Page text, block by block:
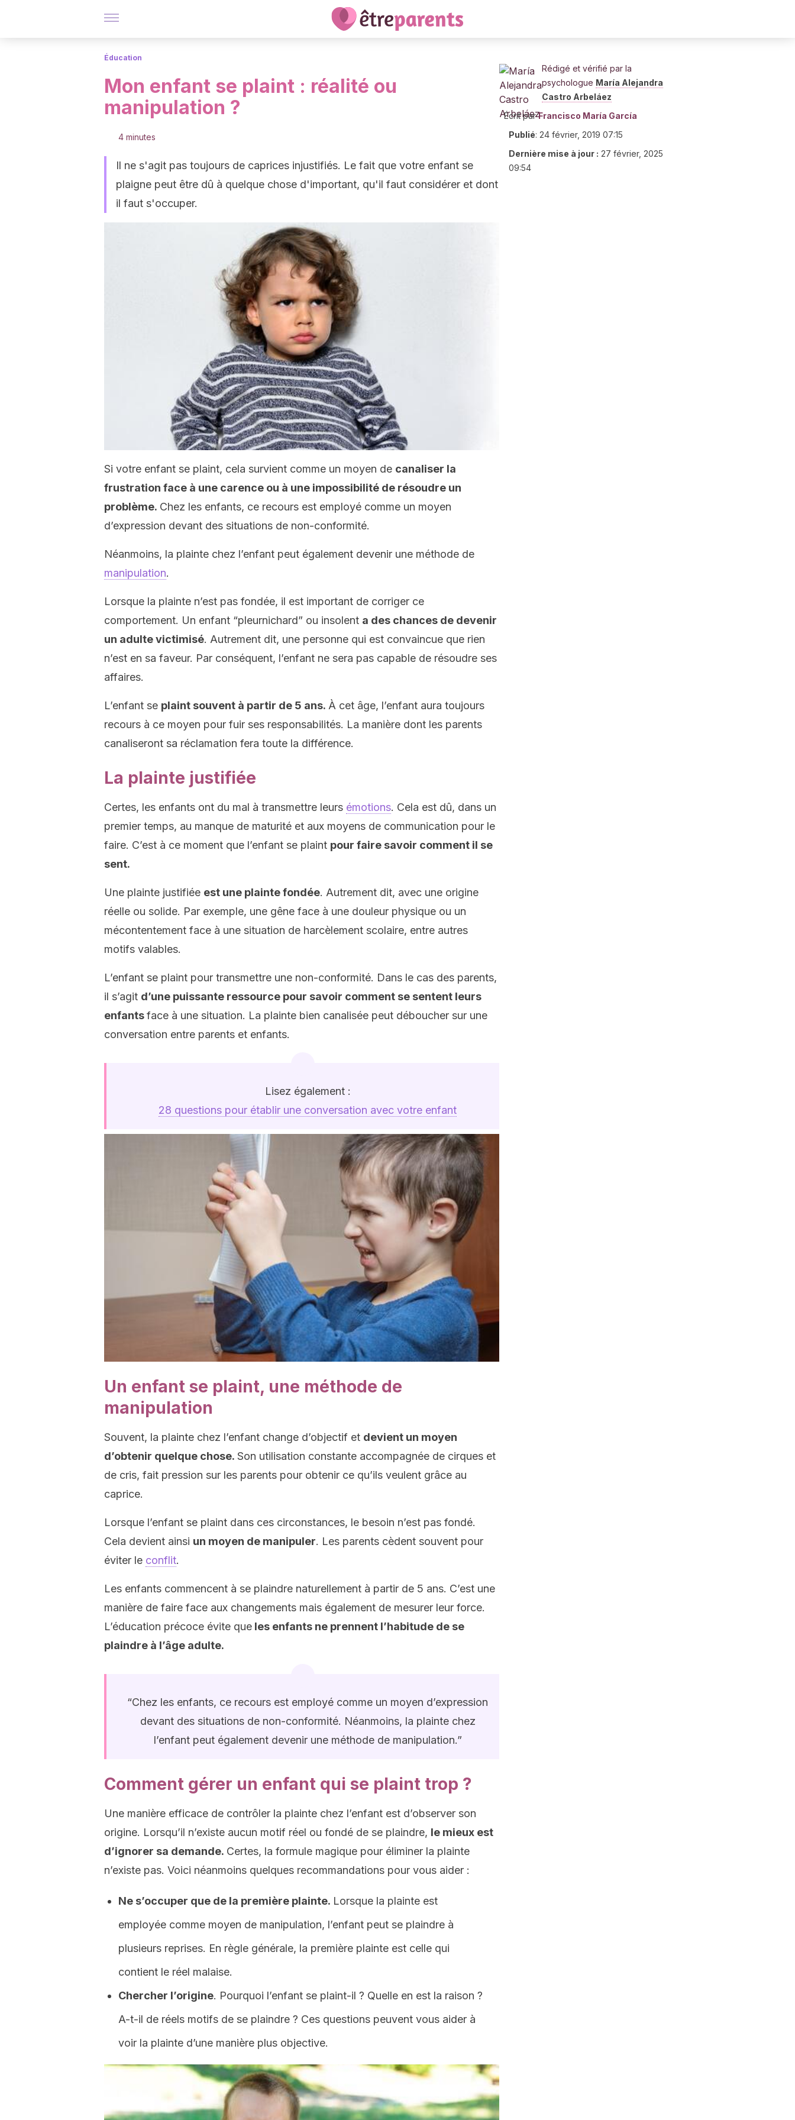
Éducation
Mon enfant se plaint : réalité ou
manipulation ?
4 minutes
Il ne s'agit pas toujours de caprices injustifiés. Le fait que votre enfant se
plaigne peut être dû à quelque chose d'important, qu'il faut considérer et dont
il faut s'occuper.
Si votre enfant se plaint, cela survient comme un moyen de canaliser la
frustration face à une carence ou à une impossibilité de résoudre un
problème. Chez les enfants, ce recours est employé comme un moyen
d’expression devant des situations de non-conformité.
Néanmoins, la plainte chez l’enfant peut également devenir une méthode de
manipulation.
Lorsque la plainte n’est pas fondée, il est important de corriger ce
comportement. Un enfant “pleurnichard” ou insolent a des chances de devenir
un adulte victimisé. Autrement dit, une personne qui est convaincue que rien
n’est en sa faveur. Par conséquent, l’enfant ne sera pas capable de résoudre ses
affaires.
L’enfant se plaint souvent à partir de 5 ans. À cet âge, l’enfant aura toujours
recours à ce moyen pour fuir ses responsabilités. La manière dont les parents
canaliseront sa réclamation fera toute la différence.
La plainte justifiée
Certes, les enfants ont du mal à transmettre leurs émotions. Cela est dû, dans un
premier temps, au manque de maturité et aux moyens de communication pour le
faire. C’est à ce moment que l’enfant se plaint pour faire savoir comment il se
sent.
Une plainte justifiée est une plainte fondée. Autrement dit, avec une origine
réelle ou solide. Par exemple, une gêne face à une douleur physique ou un
mécontentement face à une situation de harcèlement scolaire, entre autres
motifs valables.
L’enfant se plaint pour transmettre une non-conformité. Dans le cas des parents,
il s’agit d’une puissante ressource pour savoir comment se sentent leurs
enfantsface à une situation. La plainte bien canalisée peut déboucher sur une
conversation entre parents et enfants.
Lisez également :
28 questions pour établir une conversation avec votre enfant
Un enfant se plaint, une méthode de
manipulation
Souvent, la plainte chez l’enfant change d’objectif et devient un moyen
d’obtenir quelque chose. Son utilisation constante accompagnée de cirques et
de cris, fait pression sur les parents pour obtenir ce qu’ils veulent grâce au
caprice.
Lorsque l’enfant se plaint dans ces circonstances, le besoin n’est pas fondé.
Cela devient ainsi un moyen de manipuler. Les parents cèdent souvent pour
éviter le conflit.
Les enfants commencent à se plaindre naturellement à partir de 5 ans. C’est une
manière de faire face aux changements mais également de mesurer leur force.
L’éducation précoce évite que les enfants ne prennent l’habitude de se
plaindre à l’âge adulte.
“Chez les enfants, ce recours est employé comme un moyen d’expression
devant des situations de non-conformité. Néanmoins, la plainte chez
l’enfant peut également devenir une méthode de manipulation.”
Comment gérer un enfant qui se plaint trop ?
Une manière efficace de contrôler la plainte chez l’enfant est d’observer son
origine. Lorsqu’il n’existe aucun motif réel ou fondé de se plaindre, le mieux est
d’ignorer sa demande. Certes, la formule magique pour éliminer la plainte
n’existe pas. Voici néanmoins quelques recommandations pour vous aider :
Ne s’occuper que de la première plainte. Lorsque la plainte est
employée comme moyen de manipulation, l’enfant peut se plaindre à
plusieurs reprises. En règle générale, la première plainte est celle qui
contient le réel malaise.
Chercher l’origine. Pourquoi l’enfant se plaint-il ? Quelle en est la raison ?
A-t-il de réels motifs de se plaindre ? Ces questions peuvent vous aider à
voir la plainte d’une manière plus objective.
Rédigé et vérifié par la
psychologue María Alejandra
Castro Arbeláez
Écrit par Francisco María García
Publié: 24 février, 2019 07:15
Dernière mise à jour : 27 février, 2025
09:54